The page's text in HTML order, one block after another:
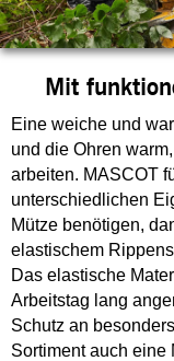
Mit
Eine weiche und
und die Ohren
arbeiten. MASCOT
unterschiedlichen
Mütze benötigen,
elastischem
Das elastische
Arbeitstag lang
Schutz an
Sortiment auch eine